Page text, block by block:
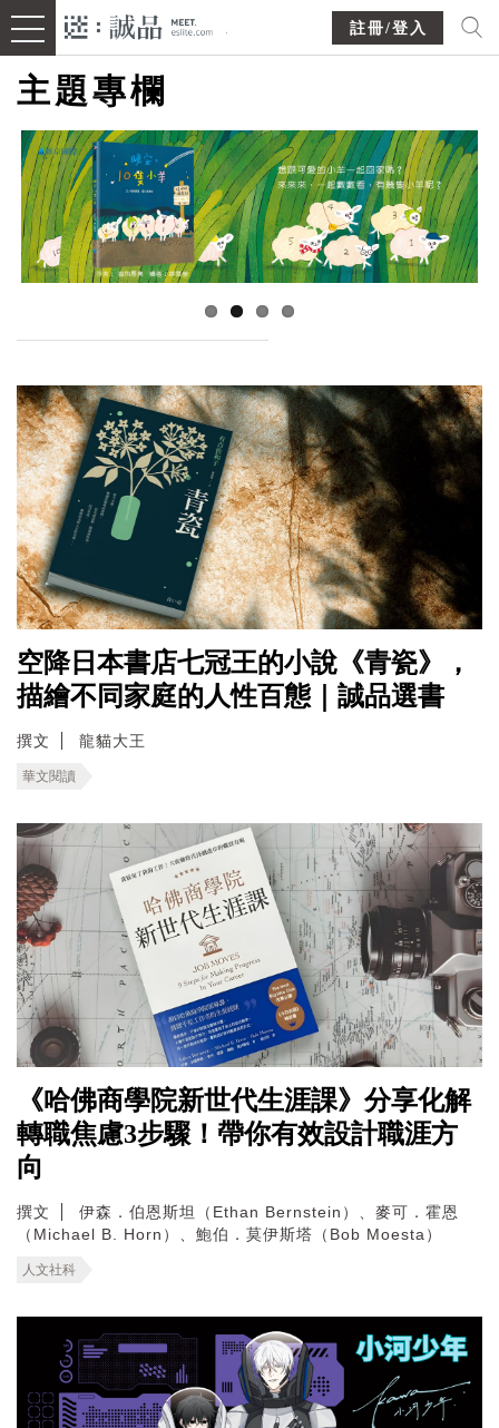
註冊/登入
主題專欄
空降日本書店七冠王的小說《青瓷》，
描繪不同家庭的人性百態｜誠品選書
撰文 龍貓大王
華文閱讀
《哈佛商學院新世代生涯課》分享化解
轉職焦慮3步驟！帶你有效設計職涯方
向
撰文
伊森．伯恩斯坦（Ethan Bernstein）、麥可．霍恩
（Michael B. Horn）、鮑伯．莫伊斯塔（Bob Moesta）
人文社科